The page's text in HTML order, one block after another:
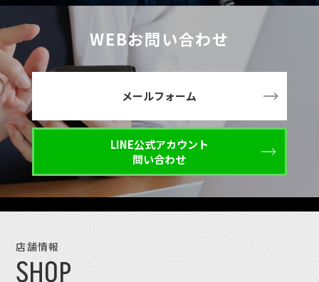
WEBお問い合わせ
メールフォーム
LINE公式アカウント
問い合わせ
店舗情報
SHOP